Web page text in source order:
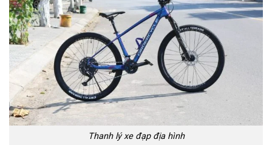
Thanh lý xe đạp địa hình